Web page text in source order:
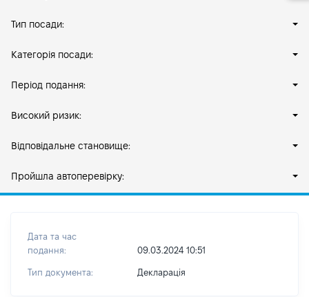
Тип посади:
Категорія посади:
Період подання:
Високий ризик:
Відповідальне становище:
Пройшла автоперевірку:
Дата та час
подання:
09.03.2024 10:51
Тип документа: Декларація